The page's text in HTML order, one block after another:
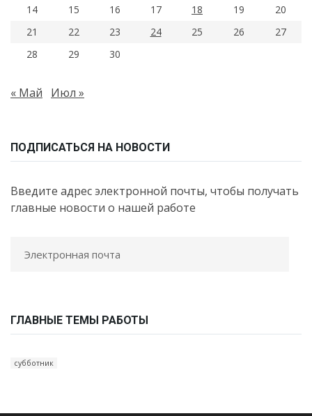
14
15 16 17 18 19
20
21
22 23 24 25 26
27
28
29 30
« Май Июл »
ПОДПИСАТЬСЯ НА НОВОСТИ
Введите адрес электронной почты, чтобы получать
главные новости о нашей работе
ГЛАВНЫЕ ТЕМЫ РАБОТЫ
субботник